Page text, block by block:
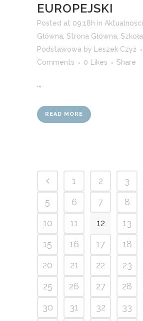
EUROPEJSKI
Posted at 09:18h in Aktualności
Główna Strona Główna Szkoła
Podstawowa by Leszek Czyż
Comments
0 Likes Share
READ MORE
1 2 3
5
6 7 8
10
11 12 13
15
16 17 18
20
21 22 23
25
26 27 28
30
31 32 33